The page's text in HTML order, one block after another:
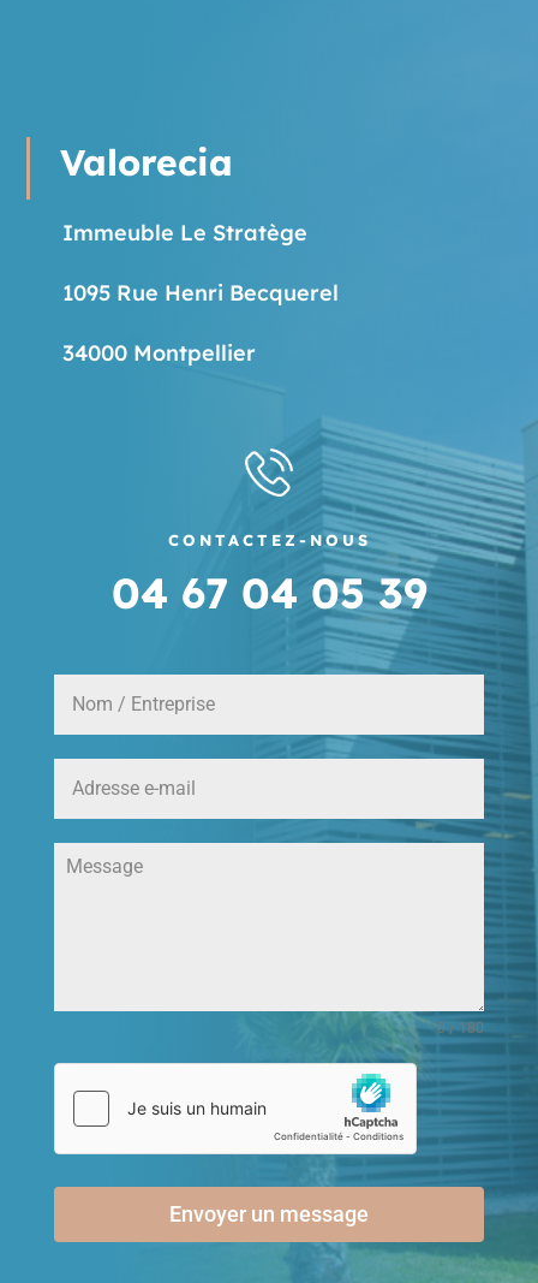
Valorecia
Immeuble Le Stratège
1095 Rue Henri Becquerel
34000 Montpellier
CONTACTEZ-NOUS
04 67 04 05 39
0 / 180
Envoyer un message